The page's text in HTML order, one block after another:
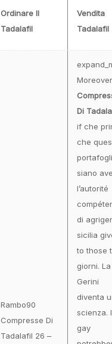
Ordinare Il
Tadalafil
Vendita
Tadalafil
Rambo90
Compresse Di
Tadalafil 26 –
Di
if che
che
portafogli
siano
l’autorité
di
sicilia
to those
giorni. La
Gerini
diventa
scienza. I
gay